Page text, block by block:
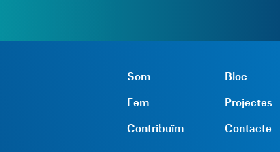
Som
Fem
Contribuïm
Bloc
Projectes
Contacte